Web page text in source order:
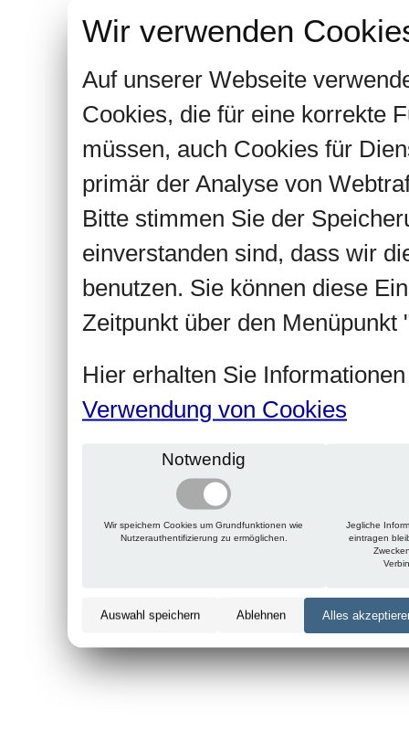
Wir verwenden
Auf unserer Webseite
Cookies, die für eine korrekte
müssen, auch Cookies für
primär der Analyse von
Bitte stimmen Sie der
einverstanden sind, dass wir
benutzen. Sie können diese
Zeitpunkt über den Menüpunkt
Hier erhalten Sie
Verwendung von Cookies
Notwendig
Wir speichern Cookies um Grundfunktionen wie
Nutzerauthentifizierung zu ermöglichen.
Jegliche
eintragen
Auswahl speichern Ablehnen Alles